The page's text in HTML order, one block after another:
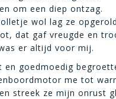
om een diep ontzag.
wol lag ze opgerold
dat gaf vreugde en
er altijd voor mij.
en goedmoedig
me tot
streek ze mijn onrust